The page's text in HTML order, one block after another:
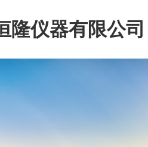
隆仪器有限公司